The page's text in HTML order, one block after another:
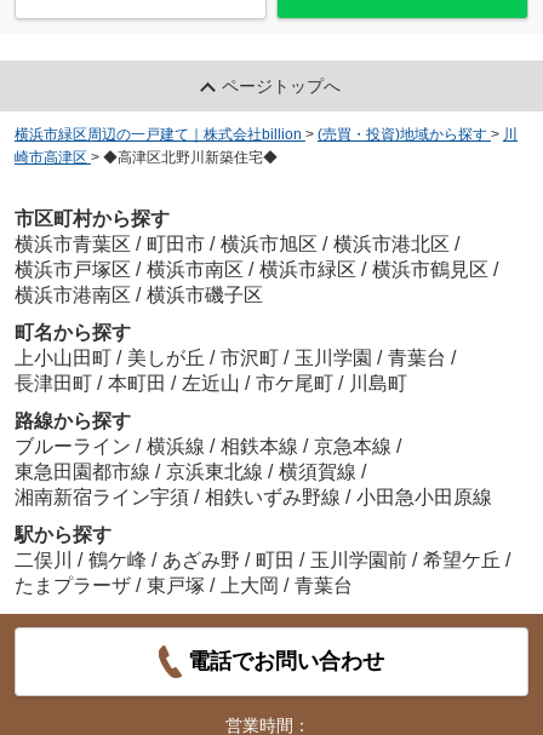
ページトップへ
横浜市緑区周辺の一戸建て｜株式会社billion > (売買・投資)地域から探す > 川
崎市高津区 > ◆高津区北野川新築住宅◆
市区町村から探す
横浜市青葉区 / 町田市 / 横浜市旭区 / 横浜市港北区 /
横浜市戸塚区 / 横浜市南区 / 横浜市緑区 / 横浜市鶴見区 /
横浜市港南区 / 横浜市磯子区
町名から探す
上小山田町 / 美しが丘 / 市沢町 / 玉川学園 / 青葉台 /
長津田町 / 本町田 / 左近山 / 市ケ尾町 / 川島町
路線から探す
ブルーライン / 横浜線 / 相鉄本線 / 京急本線 /
東急田園都市線 / 京浜東北線 / 横須賀線 /
湘南新宿ライン宇須 / 相鉄いずみ野線 / 小田急小田原線
駅から探す
二俣川
/ 鶴ケ峰 / あざみ野 / 町田 / 玉川学園前 / 希望ケ丘 /
たまプラーザ / 東戸塚 / 上大岡 / 青葉台
電話でお問い合わせ
営業時間：